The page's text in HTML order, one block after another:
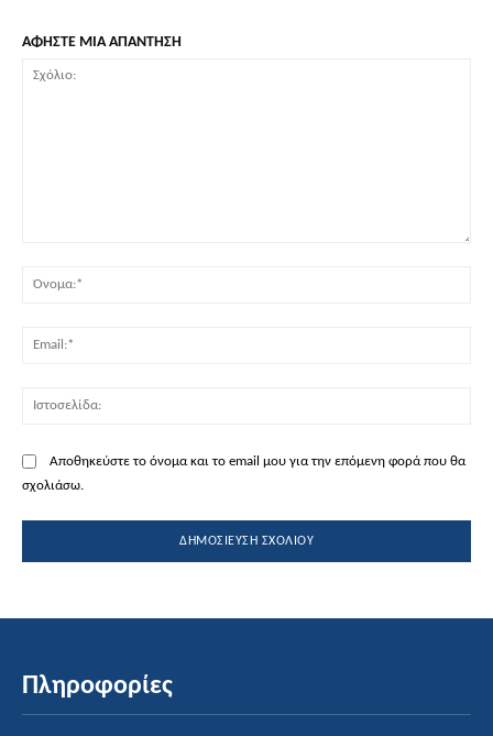
ΑΦΗΣΤΕ ΜΙΑ ΑΠΑΝΤΗΣΗ
Αποθηκεύστε το όνομα και το email μου για την επόμενη φορά που θα
σχολιάσω.
Πληροφορίες